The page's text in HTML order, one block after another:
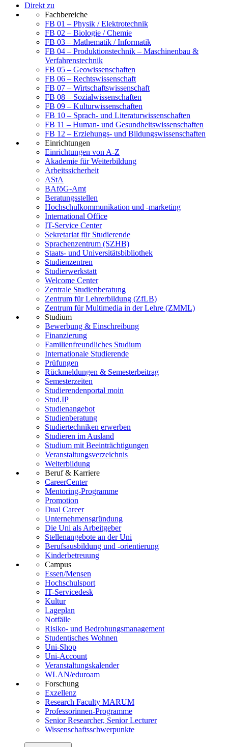
Direkt zu
Fachbereiche
FB 01 – Physik / Elektrotechnik
FB 02 – Biologie / Chemie
FB 03 – Mathematik / Informatik
FB 04 – Produktionstechnik – Maschinenbau &
Verfahrenstechnik
FB 05 – Geowissenschaften
FB 06 – Rechtswissenschaft
FB 07 – Wirtschaftswissenschaft
FB 08 – Sozialwissenschaften
FB 09 – Kulturwissenschaften
FB 10 – Sprach- und Literaturwissenschaften
FB 11 – Human- und Gesundheitswissenschaften
FB 12 – Erziehungs- und Bildungswissenschaften
Einrichtungen
Einrichtungen von A-Z
Akademie für Weiterbildung
Arbeitssicherheit
AStA
BAföG-Amt
Beratungsstellen
Hochschulkommunikation und -marketing
International Office
IT-Service Center
Sekretariat für Studierende
Sprachenzentrum (SZHB)
Staats- und Universitätsbibliothek
Studienzentren
Studierwerkstatt
Welcome Center
Zentrale Studienberatung
Zentrum für Lehrerbildung (ZfLB)
Zentrum für Multimedia in der Lehre (ZMML)
Studium
Bewerbung & Einschreibung
Finanzierung
Familienfreundliches Studium
Internationale Studierende
Prüfungen
Rückmeldungen & Semesterbeitrag
Semesterzeiten
Studierendenportal moin
Stud.IP
Studienangebot
Studienberatung
Studiertechniken erwerben
Studieren im Ausland
Studium mit Beeinträchtigungen
Veranstaltungsverzeichnis
Weiterbildung
Beruf & Karriere
CareerCenter
Mentoring-Programme
Promotion
Dual Career
Unternehmensgründung
Die Uni als Arbeitgeber
Stellenangebote an der Uni
Berufsausbildung und -orientierung
Kinderbetreuung
Campus
Essen/Mensen
Hochschulsport
IT-Servicedesk
Kultur
Lageplan
Notfälle
Risiko- und Bedrohungsmanagement
Studentisches Wohnen
Uni-Shop
Uni-Account
Veranstaltungskalender
WLAN/eduroam
Forschung
Exzellenz
Research Faculty MARUM
Professorinnen-Programme
Senior Researcher, Senior Lecturer
Wissenschaftsschwerpunkte